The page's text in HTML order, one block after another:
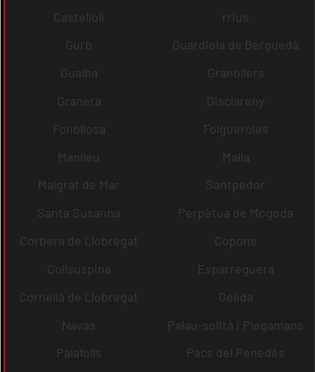
Castellolí
rrius
Gurb
Guardiola de Berguedà
Gualba
Granollers
Granera
Gisclareny
Fonollosa
Folgueroles
Manlleu
Malla
Malgrat de Mar
Santpedor
Santa Susanna
Perpètua de Mogoda
Corbera de Llobregat
Copons
Collsuspina
Esparreguera
Cornellà de Llobregat
Gelida
Navas
Palau-solità i Plegamans
Palafolls
Pacs del Penedès